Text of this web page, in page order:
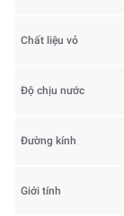
Chất liệu vỏ
Độ chịu nước
Đường kính
Giới tính